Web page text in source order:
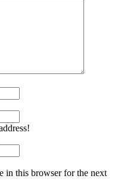
in this browser for the next